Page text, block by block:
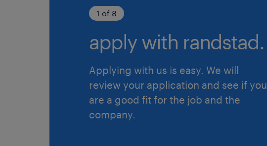
1 of 8
apply with randstad.
Applying with us is easy. We will
review your application and see if you
are a good fit for the job and the
company.